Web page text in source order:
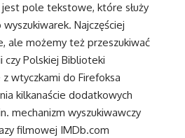
pole tekstowe, które służy
Najczęściej
ale możemy też przeszukiwać
czy Polskiej Biblioteki
wtyczkami do Firefoksa
kilkanaście dodatkowych
mechanizm wyszukiwawczy
filmowej IMDb.com